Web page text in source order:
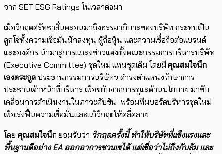
จาก SET ESG Ratings ในเวลาต่อมา
เมื่อวิกฤตศรัทธาสั่นคลอนมาถึงธรรมาภิบาลของบริษัท กระทบเป็น
ลูกโซ่ทั้งความเชื่อมั่นนักลงทุน ผู้ถือหุ้น และความเชื่อถือต่อแบรนด์
และองค์กร นำมาสู่การแถลงข่าวแต่งตั้งคณะกรรมการบริหารบริษัท
(Executive Committee) ชุดใหม่ แทนชุดเดิม โดยมี คุณสมใจนึก
เองตระกูล ประธานกรรมการบริษัทฯ ดำรงตำแหน่งรักษาการ
ประธานเจ้าหน้าที่บริหา​ร เพื่อขยับจากการดูแลด้านนโยบาย มาขับ
เคลื่อนการดำเนินงานในภาวะคับขัน พร้อมทีมบอร์ดบริหารชุดใหม่
เพื่อ​เร่งฟื้นความเชื่อมั่นและแก้วิกฤตให้คลี่คลาย
โดย คุณสมใจนึก ยอมรับว่า วิกฤตครั้งนี้ ทำให้บริษัทที่แข็งแรงและ
พื้นฐานดีอย่าง EA ออกอาการซวนเซได้ แต่เชื่อว่าไม่ถึงกับล้ม และ